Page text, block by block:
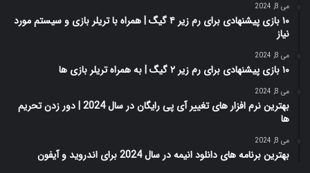
می 8, 2024
۱۰ بازی پیشنهادی برای رم زیر ۴ گیگ | همراه با تریلر بازی و سیستم مورد
نیاز
می 8, 2024
۱۰ بازی پیشنهادی برای رم زیر ۲ گیگ | به همراه تریلر بازی ها
می 8, 2024
بهترین نرم افزار های تغییر آی پی رایگان در سال 2024 | دور زدن تحریم
ها
می 8, 2024
بهترین برنامه های دانلود انیمه در سال 2024 برای اندروید و آیفون